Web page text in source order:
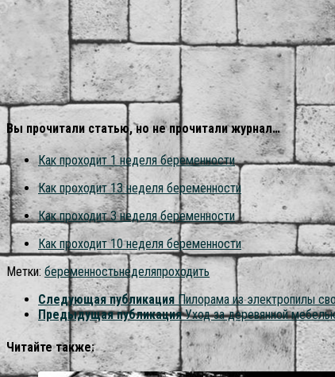
Вы прочитали статью, но не прочитали журнал…
Как проходит 1 неделя беременности
Как проходит 13 неделя беременности
Как проходит 3 неделя беременности
Как проходит 10 неделя беременности
Метки: беременностьнеделяпроходить
Следующая публикация Пилорама из электропилы
Предыдущая публикация Уход за деревянной
Читайте также: